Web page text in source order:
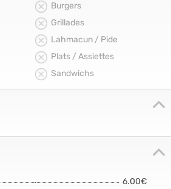
Burgers
Grillades
Lahmacun / Pide
Plats / Assiettes
Sandwichs
6.00€